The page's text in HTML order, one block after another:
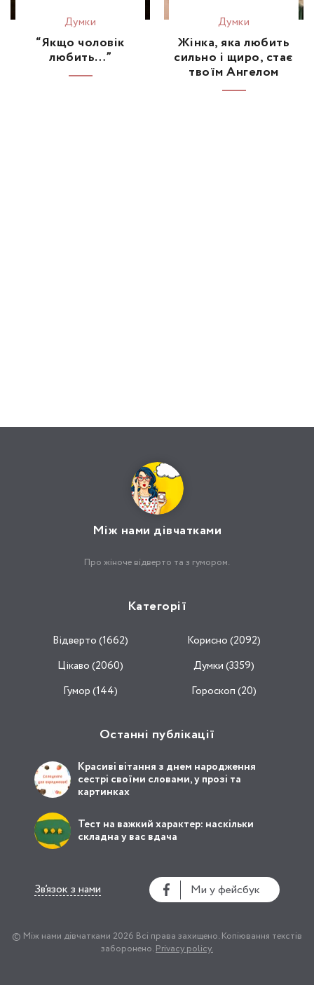
Думки
“Якщо чоловік
любить…”
Думки
Жінка, яка любить
сильно і щиро, стає
твоїм Ангелом
Між нами дівчатками
Про жіноче відверто та з гумором.
Категорії
Відвертo (1662)
Корисно (2092)
Цікаво (2060)
Думки (3359)
Гумор (144)
Гороскоп (20)
Останні публікації
Красиві вітання з днем народження
сестрі своїми словами, у прозі та
картинках
Тест на важкий характер: наскільки
складна у вас вдача
Ми у фейсбук
Зв’язок з нами
© Між нами дівчатками 2026 Всі права захищено. Копіювання текстів
заборонено.Privacy policy.